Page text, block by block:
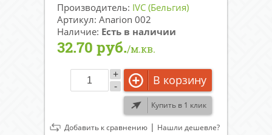
Производитель: IVC (Бельгия)
Артикул: Anarion 002
Наличие: Есть в наличии
32.70 руб./м.кв.
-
+ В корзину
Купить в 1 клик
Добавить к сравнению | Нашли дешевле?